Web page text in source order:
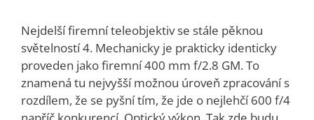
Nejdelší firemní teleobjektiv se stále pěknou
světelností 4. Mechanicky je prakticky identicky
proveden jako firemní 400 mm f/2.8 GM. To
znamená tu nejvyšší možnou úroveň zpracování s
rozdílem, že se pyšní tím, že jde o nejlehčí 600 f/4